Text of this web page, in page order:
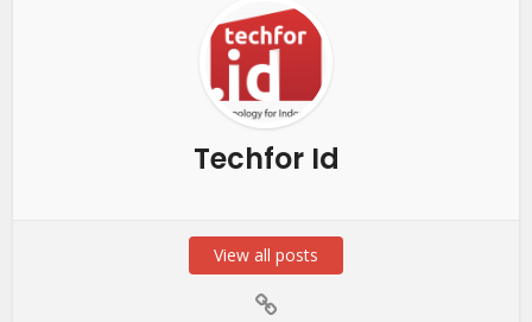
Techfor Id
View all posts